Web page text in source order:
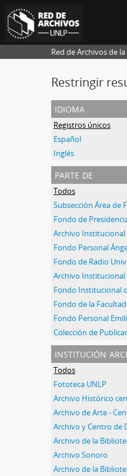
Red de Archivos de
Restringir
idioma
Registros únicos
Español
Inglés
parte de
Todos
Archivo
Fondo Personal
Fondo Personal
institución
Todos
Fototeca UNLP
Archivo de Arte -
Archivo Sonoro